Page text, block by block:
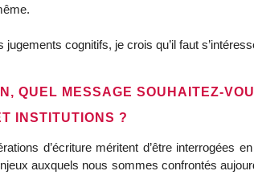
jugements cognitifs, je crois qu’il faut
QUEL MESSAGE SOUHAITEZ-
INSTITUTIONS ?
d’écriture méritent d’être interrogées
auxquels nous sommes confrontés